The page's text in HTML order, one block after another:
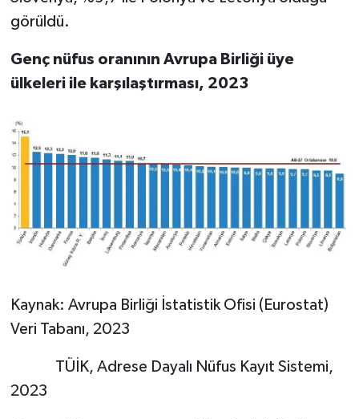
görüldü.
Genç nüfus oranının Avrupa Birliği üye
ülkeleri ile karşılaştırması, 2023
Kaynak: Avrupa Birliği İstatistik Ofisi (Eurostat)
Veri Tabanı, 2023
TÜİK, Adrese Dayalı Nüfus Kayıt Sistemi,
2023